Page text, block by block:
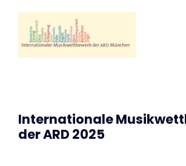
Internationale
der ARD 2025